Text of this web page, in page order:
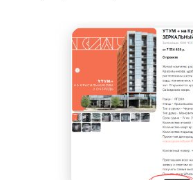
Права на зарегистрированные товарные знаки
Пользовательское соглашение
Политика конфиденциальности